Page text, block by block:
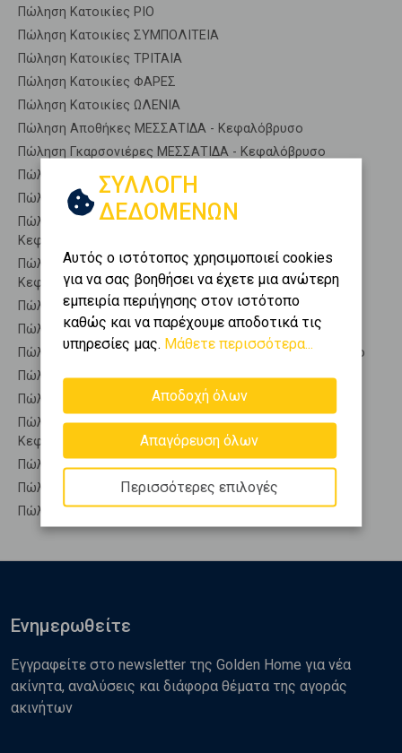
Πώληση Κατοικίες ΡΙΟ
Πώληση Κατοικίες ΣΥΜΠΟΛΙΤΕΙΑ
Πώληση Κατοικίες ΤΡΙΤΑΙΑ
Πώληση Κατοικίες ΦΑΡΕΣ
Πώληση Κατοικίες ΩΛΕΝΙΑ
Πώληση Αποθήκες ΜΕΣΣΑΤΙΔΑ - Κεφαλόβρυσο
Πώληση Γκαρσονιέρες ΜΕΣΣΑΤΙΔΑ - Κεφαλόβρυσο
Πώληση Διαμερίσματα ΜΕΣΣΑΤΙΔΑ - Κεφαλόβρυσο
Πώληση Κτίρια ΜΕΣΣΑΤΙΔΑ - Κεφαλόβρυσο
Πώληση Μεζονέτες (ανεξάρτητη) ΜΕΣΣΑΤΙΔΑ -
Κεφαλόβρυσο
Πώληση Μεζονέτες (εφαπτόμενη) ΜΕΣΣΑΤΙΔΑ -
Κεφαλόβρυσο
Πώληση Μονοκατοικίες ΜΕΣΣΑΤΙΔΑ - Κεφαλόβρυσο
Πώληση Οικίες ΜΕΣΣΑΤΙΔΑ - Κεφαλόβρυσο
Πώληση Οροφοδιαμερίσματα ΜΕΣΣΑΤΙΔΑ - Κεφαλόβρυσο
Πώληση Οροφομεζονέτες ΜΕΣΣΑΤΙΔΑ - Κεφαλόβρυσο
Πώληση Ρετιρέ ΜΕΣΣΑΤΙΔΑ - Κεφαλόβρυσο
Πώληση Συγκροτήματα κατοικιών ΜΕΣΣΑΤΙΔΑ -
Κεφαλόβρυσο
Πώληση Υπόγεια ΜΕΣΣΑΤΙΔΑ - Κεφαλόβρυσο
Πώληση Υπόσκαφα ΜΕΣΣΑΤΙΔΑ - Κεφαλόβρυσο
Πώληση Υπολ. υψουν ΜΕΣΣΑΤΙΔΑ - Κεφαλόβρυσο
ΣΥΛΛΟΓΗ
ΔΕΔΟΜΕΝΩΝ
Αυτός ο ιστότοπος χρησιμοποιεί cookies
για να σας βοηθήσει να έχετε μια ανώτερη
εμπειρία περιήγησης στον ιστότοπο
καθώς και να παρέχουμε αποδοτικά τις
υπηρεσίες μας. Μάθετε περισσότερα...
Αποδοχή όλων
Απαγόρευση όλων
Περισσότερες επιλογές
Ενημερωθείτε
Εγγραφείτε στο newsletter της Golden Home για νέα
ακίνητα, αναλύσεις και διάφορα θέματα της αγοράς
ακινήτων